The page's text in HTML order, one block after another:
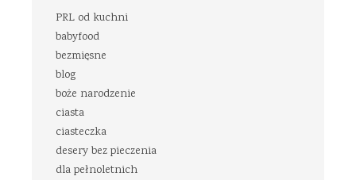
PRL od kuchni
babyfood
bezmięsne
blog
boże narodzenie
ciasta
ciasteczka
desery bez pieczenia
dla pełnoletnich